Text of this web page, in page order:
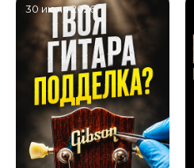
30 июля 2026